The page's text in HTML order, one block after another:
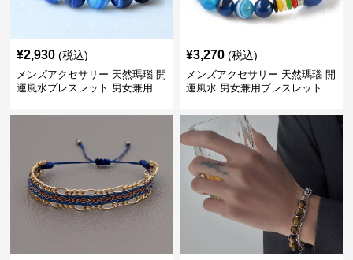
¥2,930 (税込)
メンズアクセサリー 天然瑪瑙 開
運風水ブレスレット 男女兼用
¥3,270 (税込)
メンズアクセサリー 天然瑪瑙 開
運風水 男女兼用ブレスレット